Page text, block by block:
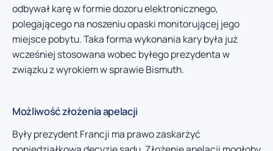
odbywał karę w formie dozoru elektronicznego,
polegającego na noszeniu opaski monitorującej jego
miejsce pobytu. Taka forma wykonania kary była już
wcześniej stosowana wobec byłego prezydenta w
związku z wyrokiem w sprawie Bismuth.
Możliwość złożenia apelacji
Były prezydent Francji ma prawo zaskarżyć